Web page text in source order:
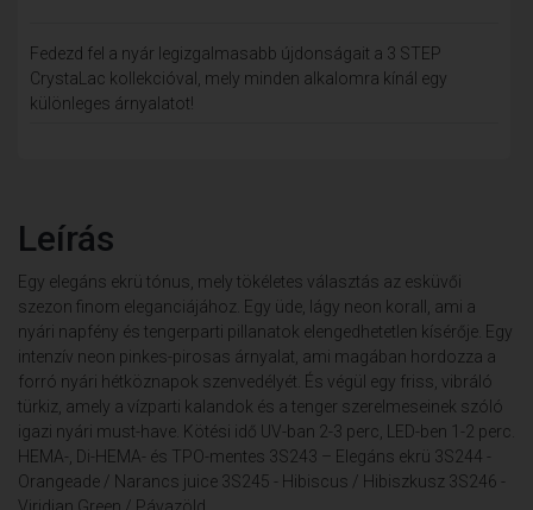
Fedezd fel a nyár legizgalmasabb újdonságait a 3 STEP
CrystaLac kollekcióval, mely minden alkalomra kínál egy
különleges árnyalatot!
Leírás
Egy elegáns ekrü tónus, mely tökéletes választás az esküvői
szezon finom eleganciájához. Egy üde, lágy neon korall, ami a
nyári napfény és tengerparti pillanatok elengedhetetlen kísérője. Egy
intenzív neon pinkes-pirosas árnyalat, ami magában hordozza a
forró nyári hétköznapok szenvedélyét. És végül egy friss, vibráló
türkiz, amely a vízparti kalandok és a tenger szerelmeseinek szóló
igazi nyári must-have. Kötési idő UV-ban 2-3 perc, LED-ben 1-2 perc.
HEMA-, Di-HEMA- és TPO-mentes 3S243 – Elegáns ekrü 3S244 -
Orangeade / Narancs juice 3S245 - Hibiscus / Hibiszkusz 3S246 -
Viridian Green / Pávazöld